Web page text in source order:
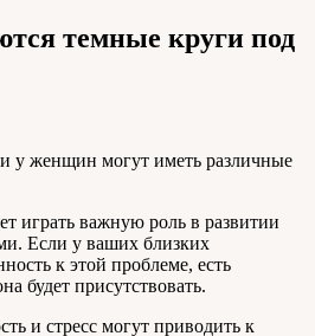
темные круги под
у женщин могут иметь различные
играть важную роль в развитии
Если у ваших близких
к этой проблеме, есть
будет присутствовать.
и стресс могут приводить к